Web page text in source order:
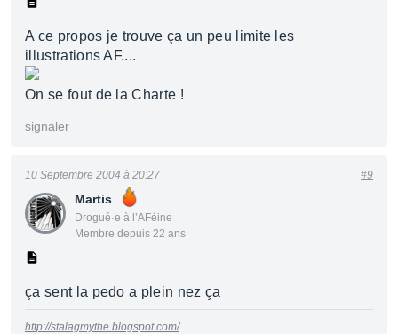
A ce propos je trouve ça un peu limite les
illustrations AF....
On se fout de la Charte !
signaler
Martis
Drogué·e à l’AFéine
Membre depuis 22 ans
10 Septembre 2004 à 20:27 #9
ça sent la pedo a plein nez ça
http://stalagmythe.blogspot.com/